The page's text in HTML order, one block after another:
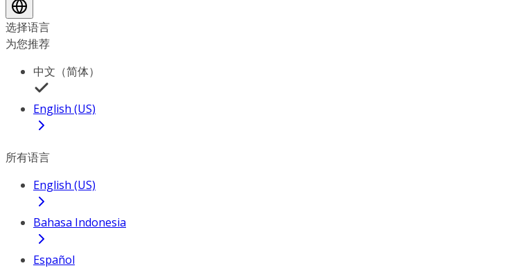
选择语言
为您推荐
中文（简体）
English (US)
所有语言
English (US)
Bahasa Indonesia
Español